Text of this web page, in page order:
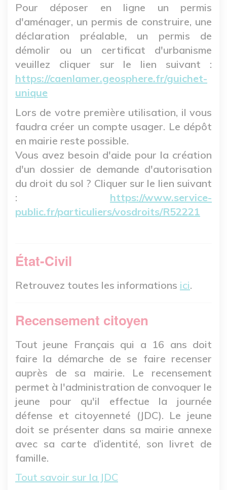
Pour déposer en ligne un permis
d'aménager, un permis de construire, une
déclaration préalable, un permis de
démolir ou un certificat d'urbanisme
veuillez cliquer sur le lien suivant :
https://caenlamer.geosphere.fr/guichet-
unique
Lors de votre première utilisation, il vous
faudra créer un compte usager. Le dépôt
en mairie reste possible.
Vous avez besoin d'aide pour la création
d'un dossier de demande d'autorisation
du droit du sol ? Cliquer sur le lien suivant
: https://www.service-
public.fr/particuliers/vosdroits/R52221
État-Civil
Retrouvez toutes les informations ici.
Recensement citoyen
Tout jeune Français qui a 16 ans doit
faire la démarche de se faire recenser
auprès de sa mairie. Le recensement
permet à l'administration de convoquer le
jeune pour qu'il effectue la journée
défense et citoyenneté (JDC). Le jeune
doit se présenter dans sa mairie annexe
avec sa carte d’identité, son livret de
famille.
Tout savoir sur la JDC